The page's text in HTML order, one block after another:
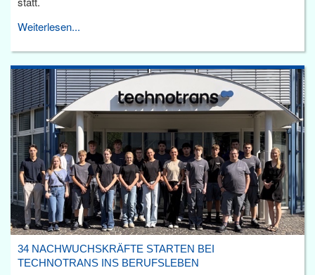
Weiterlesen...
34 NACHWUCHSKRÄFTE STARTEN BEI
TECHNOTRANS INS BERUFSLEBEN